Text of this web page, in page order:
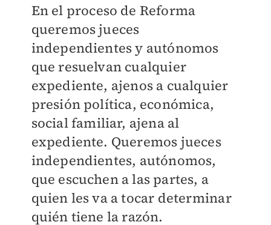
En el proceso de Reforma
queremos jueces
independientes y autónomos
que resuelvan cualquier
expediente, ajenos a cualquier
presión política, económica,
social familiar, ajena al
expediente. Queremos jueces
independientes, autónomos,
que escuchen a las partes, a
quien les va a tocar determinar
quién tiene la razón.